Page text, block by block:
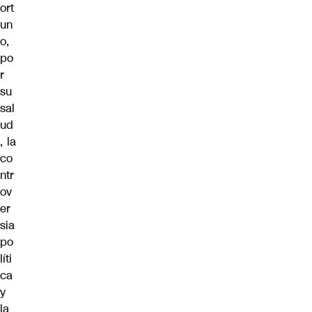
ort
un
o,
po
r
su
sal
ud
, la
co
ntr
ov
er
sia
po
líti
ca
y
la